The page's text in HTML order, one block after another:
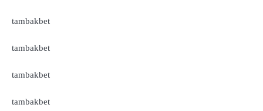
tambakbet
tambakbet
tambakbet
tambakbet